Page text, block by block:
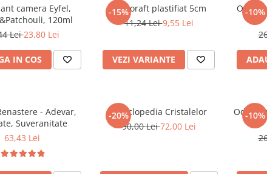
camera Eyfel,
120ml
Lei23,80 Lei
IN COS
-15%
Biblioraft plastifiat 5cm
11,24 Lei9,55 Lei
VEZI VARIANTE
-10%
- Adevar,
Suveranitate
63,43 Lei
-20%
Enciclopedia Cristalelor
90,00 Lei72,00 Lei
-10%